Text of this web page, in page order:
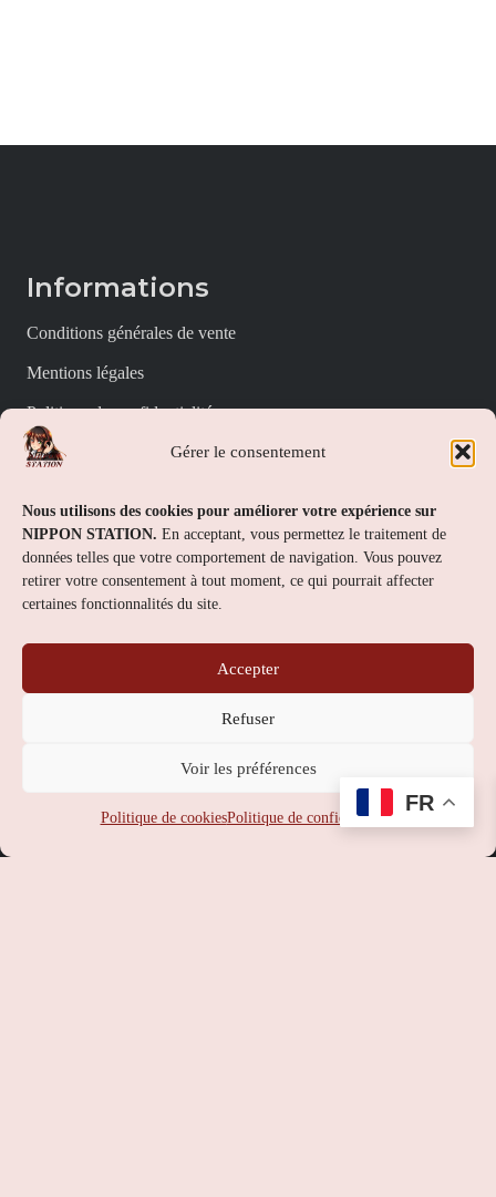
Gérer le consentement
Nous utilisons des cookies pour améliorer votre expérience sur
NIPPON STATION. En acceptant, vous permettez le traitement de
données telles que votre comportement de navigation. Vous pouvez
retirer votre consentement à tout moment, ce qui pourrait affecter
certaines fonctionnalités du site.
Accepter
Refuser
Voir les préférences
Politique de cookiesPolitique de confidentialité
Informations
Conditions générales de vente
Mentions légales
Politique de confidentialité
Politique de cookies (UE)
Nippon Station
À propos
Contact
service-client@nipponstation.fr
FR